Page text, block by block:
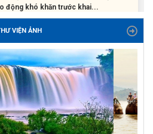
CÁCH MẠNG!
chức chuỗi hoạt động chào mừng
Việt Nam (28/7/1929 –...
VIỆN ẢNH